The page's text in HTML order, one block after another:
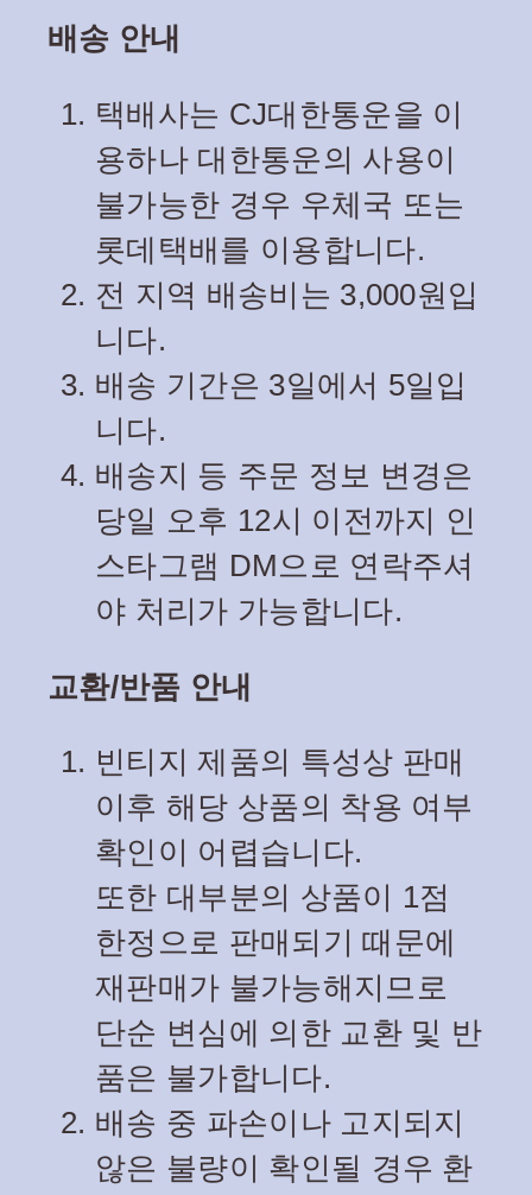
배송 안내
택배사는 CJ대한통운을 이
용하나 대한통운의 사용이
불가능한 경우 우체국 또는
롯데택배를 이용합니다.
전 지역 배송비는 3,000원입
니다.
배송 기간은 3일에서 5일입
니다.
배송지 등 주문 정보 변경은
당일 오후 12시 이전까지 인
스타그램 DM으로 연락주셔
야 처리가 가능합니다.
교환/반품 안내
빈티지 제품의 특성상 판매
이후 해당 상품의 착용 여부
확인이 어렵습니다.
또한 대부분의 상품이 1점
한정으로 판매되기 때문에
재판매가 불가능해지므로
단순 변심에 의한 교환 및 반
품은 불가합니다.
배송 중 파손이나 고지되지
않은 불량이 확인될 경우 환